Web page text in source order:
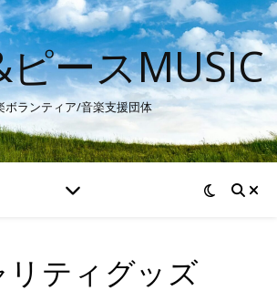
ピースMUSIC
ボランティア/音楽支援団体
リティグッズ